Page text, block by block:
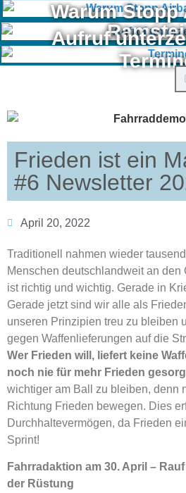
Warum Stopp
Aufruf
Frieden ist ein
#6 Newsletter
April 20, 2022
Traditionell nahmen wieder
Menschen deutschlandweit an den
ist richtig und wichtig. Gerade in
Gerade jetzt sind wir alle als
unseren Prinzipien treu zu bleiben
gegen Waffenlieferungen auf die
Wer Frieden will, liefert keine
noch nie für mehr Frieden
wichtiger am Ball zu bleiben, denn
Richtung Frieden bewegen. Dies
Durchhaltevermögen, da Frieden
Sprint!
Fahrradaktion am 30. April –
der Rüstung